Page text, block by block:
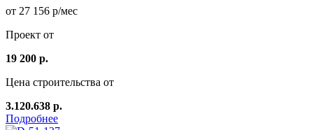
от 27 156 р/мес
Проект от
19 200 р.
Цена строительства от
3.120.638 р.
Подробнее